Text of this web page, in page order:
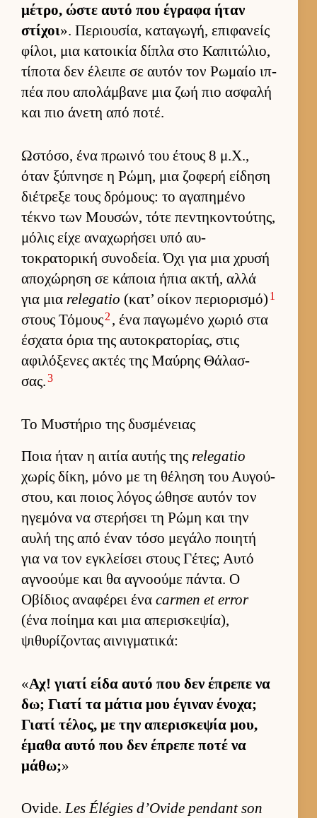
μέτρο, ώστε αυτό που έγραφα ήταν
στίχοι». Περιου­σία, καταγωγή, επιφανείς
φίλοι, μια κατοι­κία δίπλα στο Καπιτώλιο,
τίποτα δεν έλειπε σε αυ­τόν τον Ρωμαίο ιπ­
πέα που απολάμ­βανε μια ζωή πιο ασφαλή
και πιο άνετη από ποτέ.
Ωστόσο, ένα πρωινό του έτους 8 μ.Χ.,
όταν ξύπνησε η Ρώμη, μια ζοφερή εί­δηση
διέτρεξε τους δρόμους: το αγαπημένο
τέκνο των Μου­σών, τότε πεντηκοντού­της,
μόλις είχε αναχωρήσει υπό αυ­
τοκρατορική συνοδεία. Όχι για μια χρυσή
αποχώρηση σε κάποια ήπια ακτή, αλλά
για μια relegatio (κατ’ οί­κον περιο­ρισμό) 1
στους Τόμους2 , ένα παγωμένο χωριό στα
έσχατα όρια της αυ­τοκρατορίας, στις
αφιλόξενες ακτές της Μαύ­ρης Θάλασ­
σας.3
Το Μυστήριο της δυσμένειας
Ποια ήταν η αι­τία αυ­τής της relegatio
χωρίς δίκη, μόνο με τη θέληση του Αυ­γού­
στου, και ποιος λόγος ώθησε αυ­τόν τον
ηγεμόνα να στερήσει τη Ρώμη και την
αυλή της από έναν τόσο μεγάλο ποι­ητή
για να τον εγκλεί­σει στους Γέτες; Αυτό
αγνοούμε και θα αγνοούμε πάντα. Ο
Οβίδιος αναφέρει ένα carmen et error
(ένα ποί­ημα και μια απερισκεψία),
ψιθυρίζοντας αι­νιγ­ματικά:
«Αχ! γιατί είδα αυτό που δεν έπρεπε να
δω; Γιατί τα μάτια μου έγιναν ένοχα;
Γιατί τέλος, με την απερισκεψία μου,
έμαθα αυτό που δεν έπρεπε ποτέ να
μάθω;»
Ovide.Les Élégies d’Ovide pendant son